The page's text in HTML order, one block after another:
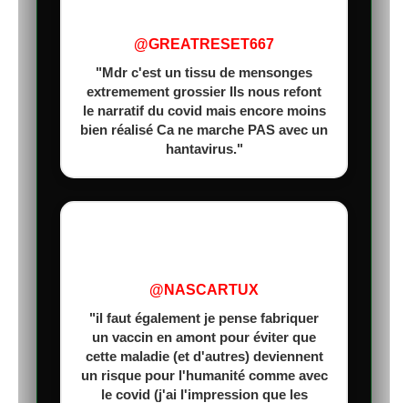
@GREATRESET667
"Mdr c'est un tissu de mensonges
extremement grossier Ils nous refont
le narratif du covid mais encore moins
bien réalisé Ca ne marche PAS avec un
hantavirus."
@NASCARTUX
"il faut également je pense fabriquer
un vaccin en amont pour éviter que
cette maladie (et d'autres) deviennent
un risque pour l'humanité comme avec
le covid (j'ai l'impression que les